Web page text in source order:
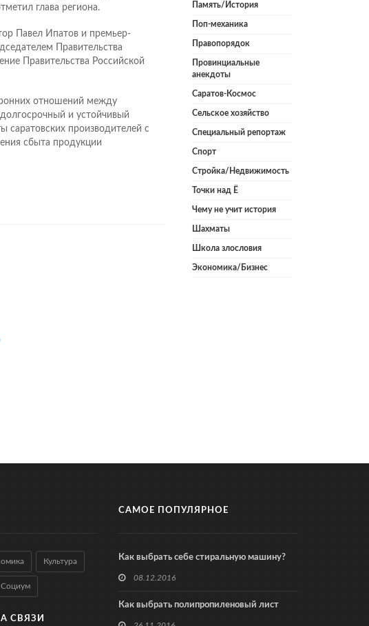
глава региона.
Павел Ипатов и премьер-
Правительства
Правительства Российской
отношений между
и устойчивый
саратовских производителей с
сбыта продукции
Память/История
Поп-механика
Правопорядок
Провинциальные
анекдоты
Саратов-Космос
Сельское хозяйство
Специальный репортаж
Спорт
Стройка/Недвижимость
Точки над Ё
Чему не учит история
Шахматы
Школа злословия
Экономика/Бизнес
Культура
Социум
СВЯЗИ
САМОЕ ПОПУЛЯРНОЕ
Как выбрать себе стиральную машину?
08.12.2016
Как выбрать полипропиленовый лист